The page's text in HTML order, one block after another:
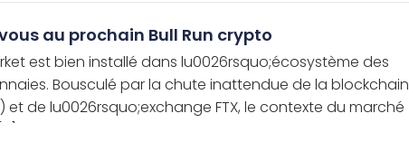
au prochain Bull Run crypto
est bien installé dans lu0026rsquo;écosystème des
Bousculé par la chute inattendue de la blockchain
et de lu0026rsquo;exchange FTX, le contexte du marché